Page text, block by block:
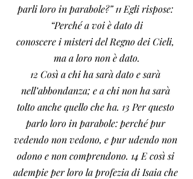
parli loro in parabole?” 11 Egli rispose:
“Perché a voi è dato di
conoscere i misteri del Regno dei Cieli,
ma a loro non è dato.
12 Così a chi ha sarà dato e sarà
nell’abbondanza; e a chi non ha sarà
tolto anche quello che ha. 13 Per questo
parlo loro in parabole: perché pur
vedendo non vedono, e pur udendo non
odono e non comprendono. 14 E così si
adempie per loro la profezia di Isaia che